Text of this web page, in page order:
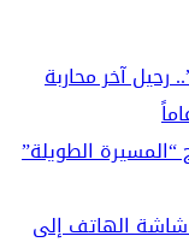
رحيل آخر محاربة
“المسيرة الطويلة”
الهاتف إلى